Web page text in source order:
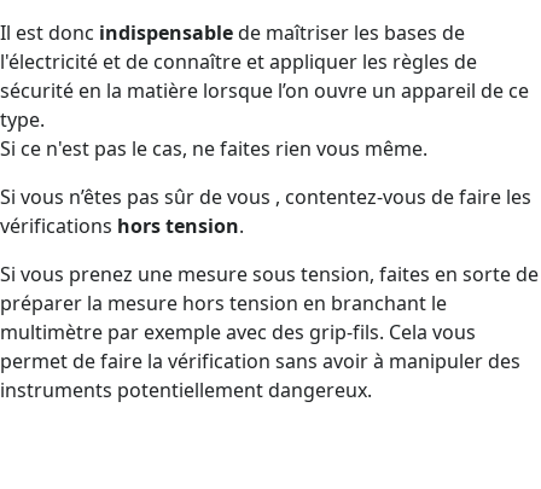
Il est donc indispensablede maîtriser les bases de
l'électricité et de connaître et appliquer les règles de
sécurité en la matière lorsque l’on ouvre un appareil de ce
type.
Si ce n'est pas le cas, ne faites rien vous même.
Si vous n’êtes pas sûr de vous , contentez-vous de faire les
vérifications hors tension.
Si vous prenez une mesure sous tension, faites en sorte de
préparer la mesure hors tension en branchant le
multimètre par exemple avec des grip-fils. Cela vous
permet de faire la vérification sans avoir à manipuler des
instruments potentiellement dangereux.